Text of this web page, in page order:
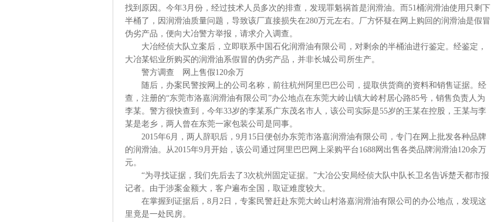
找到原因。今年3月份，经过技术人员多次的排查，发现罪魁祸首是润滑油。而51桶润滑油使用只剩下
半桶了，因润滑油质量问题，导致该厂直接损失在280万元左右。厂方怀疑在网上购回的润滑油是假冒
伪劣产品，便向大冶警方举报，请求介入调查。
大冶经侦大队立案后，立即联系中国石化润滑油有限公司，对剩余的半桶油进行鉴定。经鉴定，
大冶某铝业所购买的润滑油系假冒的伪劣产品，并非长城公司所生产。
警方调查 网上售假120余万
随后，办案民警按网上的公司名称，前往杭州阿里巴巴公司，提取供货商的资料和销售证据。经
查，注册的“东莞市洛嘉润滑油有限公司”办公地点在东莞大岭山镇大岭村居心路85号，销售负责人为
李某。警方很快查到，今年33岁的李某系广东茂名市人，该公司实际是55岁的王某在控股，王某与李
某是老乡，两人曾在东莞一家包装公司是同事。
2015年6月，两人辞职后，9月15日便创办东莞市洛嘉润滑油有限公司，专门在网上批发各种品牌
的润滑油。从2015年9月开始，该公司通过阿里巴巴网上采购平台1688网出售各类品牌润滑油120余万
元。
“为寻找证据，我们先后去了3次杭州固定证据。”大冶公安局经侦大队中队长卫名告诉楚天都市报
记者。由于涉案金额大，客户遍布全国，取证难度较大。
在掌握到证据后，8月2日，专案民警赶赴东莞大岭山村洛嘉润滑油有限公司的办公地点，发现这
里竟是一处民房。